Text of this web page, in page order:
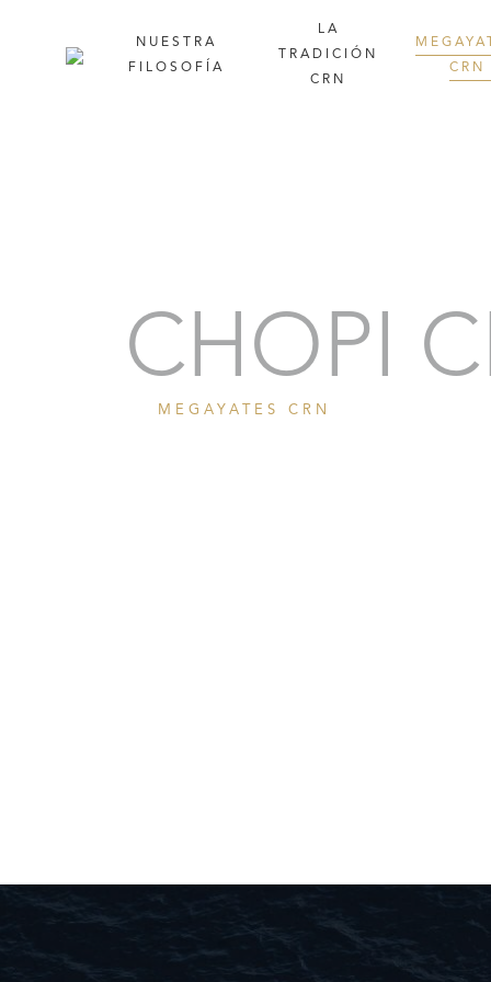
NUESTRA
FILOSOFÍA
LA
TRADICIÓN
CRN
CRN
CHOPI
MEGAYATES CRN